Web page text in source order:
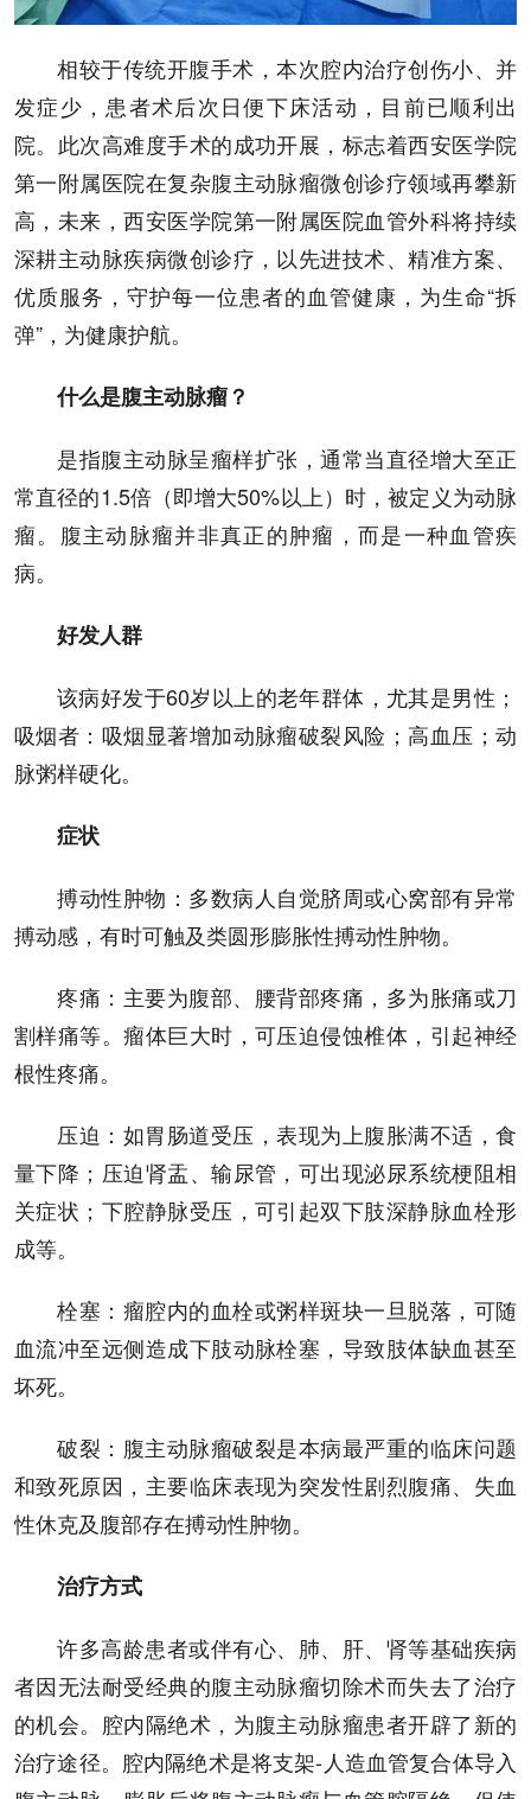
相较于传统开腹手术，本次腔内治疗创伤小、并
发症少，患者术后次日便下床活动，目前已顺利出
院。此次高难度手术的成功开展，标志着西安医学院
第一附属医院在复杂腹主动脉瘤微创诊疗领域再攀新
高，未来，西安医学院第一附属医院血管外科将持续
深耕主动脉疾病微创诊疗，以先进技术、精准方案、
优质服务，守护每一位患者的血管健康，为生命“拆
弹”，为健康护航。
什么是腹主动脉瘤？
是指腹主动脉呈瘤样扩张，通常当直径增大至正
常直径的1.5倍（即增大50%以上）时，被定义为动脉
瘤。腹主动脉瘤并非真正的肿瘤，而是一种血管疾
病。
好发人群
该病好发于60岁以上的老年群体，尤其是男性；
吸烟者：吸烟显著增加动脉瘤破裂风险；高血压；动
脉粥样硬化。
症状
搏动性肿物：多数病人自觉脐周或心窝部有异常
搏动感，有时可触及类圆形膨胀性搏动性肿物。
疼痛：主要为腹部、腰背部疼痛，多为胀痛或刀
割样痛等。瘤体巨大时，可压迫侵蚀椎体，引起神经
根性疼痛。
压迫：如胃肠道受压，表现为上腹胀满不适，食
量下降；压迫肾盂、输尿管，可出现泌尿系统梗阻相
关症状；下腔静脉受压，可引起双下肢深静脉血栓形
成等。
栓塞：瘤腔内的血栓或粥样斑块一旦脱落，可随
血流冲至远侧造成下肢动脉栓塞，导致肢体缺血甚至
坏死。
破裂：腹主动脉瘤破裂是本病最严重的临床问题
和致死原因，主要临床表现为突发性剧烈腹痛、失血
性休克及腹部存在搏动性肿物。
治疗方式
许多高龄患者或伴有心、肺、肝、肾等基础疾病
者因无法耐受经典的腹主动脉瘤切除术而失去了治疗
的机会。腔内隔绝术，为腹主动脉瘤患者开辟了新的
治疗途径。腔内隔绝术是将支架-人造血管复合体导入